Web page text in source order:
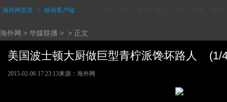
海外网首页 移动客户端
海外网 > 华媒联播 > > 正文
美国波士顿大厨做巨型青柠派馋坏路人 (1/
2015-02-06 17:23:13来源：海外网